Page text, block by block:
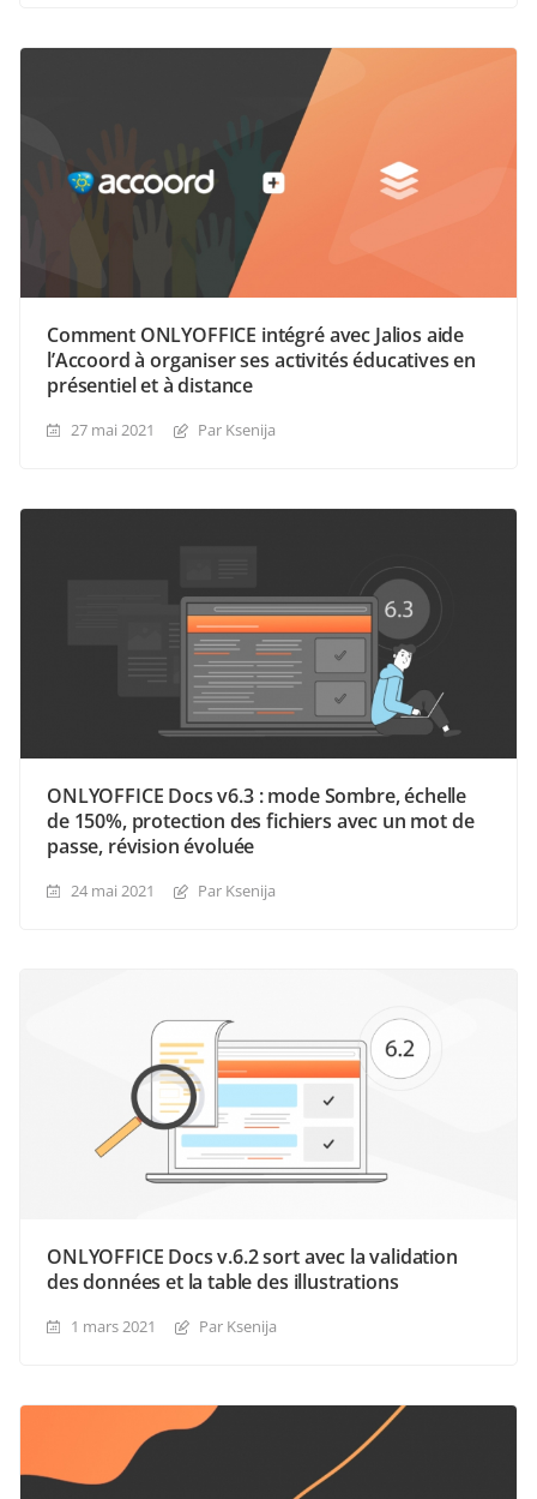
Comment ONLYOFFICE intégré avec Jalios aide
l’Accoord à organiser ses activités éducatives en
présentiel et à distance
27 mai 2021 Par Ksenija
ONLYOFFICE Docs v6.3 : mode Sombre, échelle
de 150%, protection des fichiers avec un mot de
passe, révision évoluée
24 mai 2021 Par Ksenija
ONLYOFFICE Docs v.6.2 sort avec la validation
des données et la table des illustrations
1 mars 2021 Par Ksenija